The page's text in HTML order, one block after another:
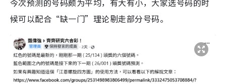
今次预测的号码颇为平均，有大有小，大家选号码的时
候可以配合“缺一门”理论剔走部分号码。